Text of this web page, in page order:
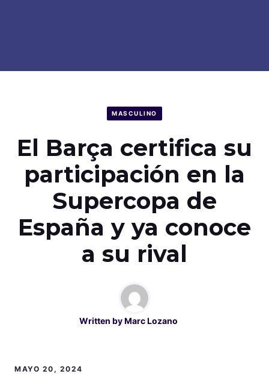
MASCULINO
El Barça certifica su
participación en la
Supercopa de
España y ya conoce
a su rival
Written byMarc Lozano
MAYO 20, 2024